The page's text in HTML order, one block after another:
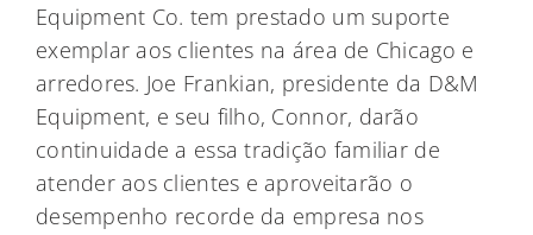
Equipment Co. tem prestado um suporte
exemplar aos clientes na área de Chicago e
arredores. Joe Frankian, presidente da D&M
Equipment, e seu filho, Connor, darão
continuidade a essa tradição familiar de
atender aos clientes e aproveitarão o
desempenho recorde da empresa nos